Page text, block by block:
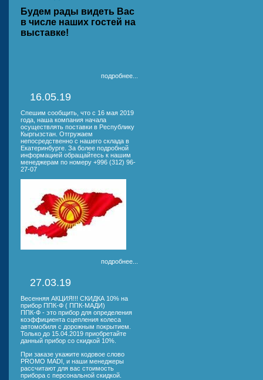
Будем рады видеть Вас
в числе наших гостей на
выставке!
подробнее...
16.05.19
Спешим сообщить, что с 16 мая 2019
года, наша компания начала
осуществлять поставки в Республику
Кыргызстан. Отгружаем
непосредственно с нашего склада в
Екатеринбурге. За более подробной
информацией обращайтесь к нашим
менеджерам по номеру +996 (312) 96-
27-07
подробнее...
27.03.19
Весенняя АКЦИЯ!!! СКИДКА 10% на
прибор ППК-Ф ( ППК-МАДИ)
ППК-Ф - это прибор для определения
коэффициента сцепления колеса
автомобиля с дорожным покрытием.
Только до 15.04.2019 приобретайте
данный прибор со скидкой 10%.
При заказе укажите кодовое слово
PROMO MADI, и наши менеджеры
рассчитают для вас стоимость
прибора с персональной скидкой.